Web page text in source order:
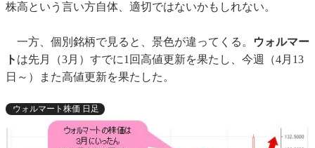
株高という言い方自体、適切ではないかもしれない。
一方、個別銘柄で見ると、景色が違ってくる。
ウォルマー
ト は先月（3月）すでに1回高値更新を果たし、今週（4月13
日～）また高値更新を果たした。
ウォルマート株価 日足